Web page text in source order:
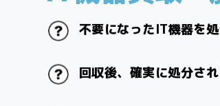
不要になったIT機器を処
回収後、確実に処分さ